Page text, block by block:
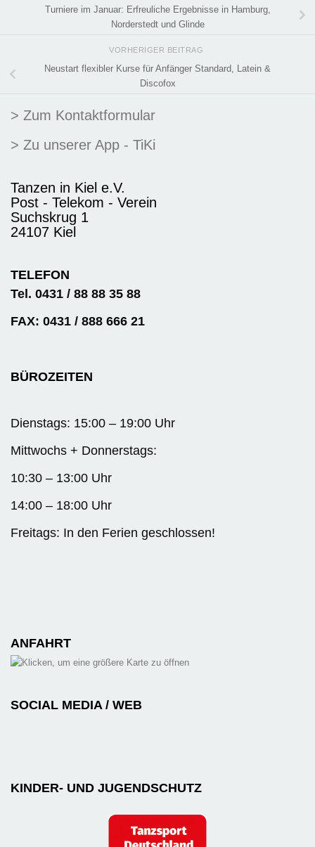
Turniere im Januar: Erfreuliche Ergebnisse in Hamburg,
Norderstedt und Glinde
VORHERIGER BEITRAG
Neustart flexibler Kurse für Anfänger Standard, Latein &
Discofox
> Zum Kontaktformular
> Zu unserer App - TiKi
Tanzen in Kiel e.V.
Post - Telekom - Verein
Suchskrug 1
24107 Kiel
TELEFON
Tel. 0431 / 88 88 35 88
FAX: 0431 / 888 666 21
BÜROZEITEN
Dienstags: 15:00 – 19:00 Uhr
Mittwochs + Donnerstags:
10:30 – 13:00 Uhr
14:00 – 18:00 Uhr
Freitags: In den Ferien geschlossen!
ANFAHRT
SOCIAL MEDIA / WEB
KINDER- UND JUGENDSCHUTZ